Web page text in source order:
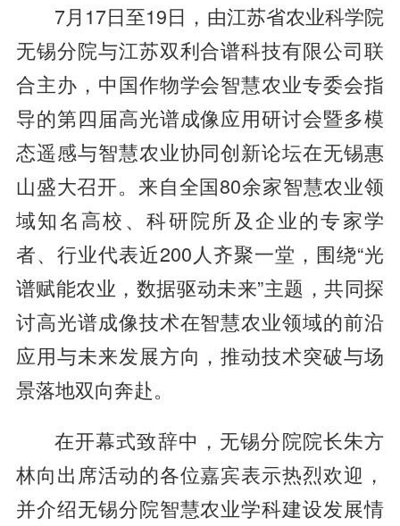
7月17日至19日，由江苏省农业科学院
无锡分院与江苏双利合谱科技有限公司联
合主办，中国作物学会智慧农业专委会指
导的第四届高光谱成像应用研讨会暨多模
态遥感与智慧农业协同创新论坛在无锡惠
山盛大召开。来自全国80余家智慧农业领
域知名高校、科研院所及企业的专家学
者、行业代表近200人齐聚一堂，围绕“光
谱赋能农业，数据驱动未来”主题，共同探
讨高光谱成像技术在智慧农业领域的前沿
应用与未来发展方向，推动技术突破与场
景落地双向奔赴。
在开幕式致辞中，无锡分院院长朱方
林向出席活动的各位嘉宾表示热烈欢迎，
并介绍无锡分院智慧农业学科建设发展情